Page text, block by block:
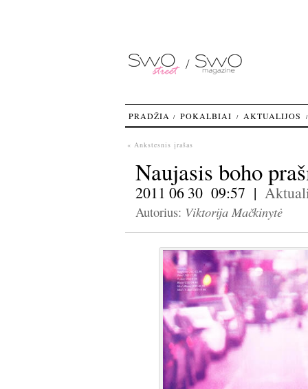
« Ankstesnis įrašas
Naujasis boho
2011 06 30 09:57 |
Autorius: Viktorija Mačkinytė
PRADŽIA POKALBIAI AKTUALIJOS